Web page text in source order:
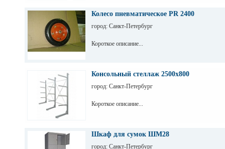
Колесо пневматическое PR 2400
город: Санкт-Петербург
Короткое описание...
Консольный стеллаж 2500х800
город: Санкт-Петербург
Короткое описание...
Шкаф для сумок ШМ28
город: Санкт-Петербург